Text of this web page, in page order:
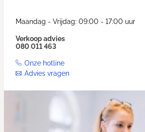
Maandag - Vrijdag: 09:00 - 17:00 uur
Verkoop advies
080 011 463
Onze hotline
Advies vragen